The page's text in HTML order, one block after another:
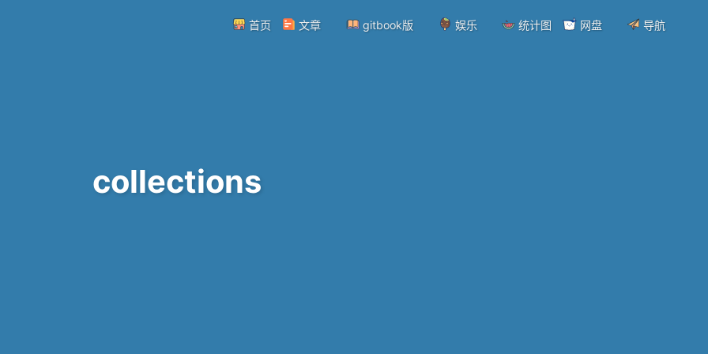
首页 文章 gitbook版 娱乐 统计图 网盘 导航
collections